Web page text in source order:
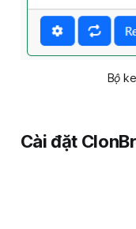
Bộ
Cài đặt